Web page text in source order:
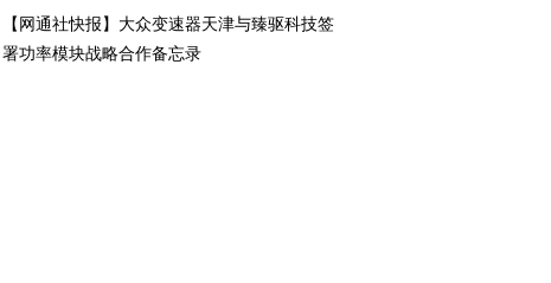
【网通社快报】大众变速器天津与臻驱科技签
署功率模块战略合作备忘录